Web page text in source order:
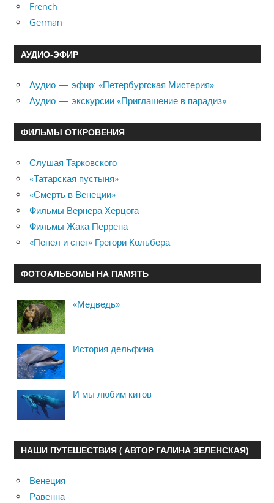
French
German
АУДИО-ЭФИР
Аудио — эфир: «Петербургская Мистерия»
Аудио — экскурсии «Приглашение в парадиз»
ФИЛЬМЫ ОТКРОВЕНИЯ
Слушая Тарковского
«Татарская пустыня»
«Смерть в Венеции»
Фильмы Вернера Херцога
Фильмы Жака Перрена
«Пепел и снег» Грегори Кольбера
ФОТОАЛЬБОМЫ НА ПАМЯТЬ
«Медведь»
История дельфина
И мы любим китов
НАШИ ПУТЕШЕСТВИЯ ( АВТОР ГАЛИНА ЗЕЛЕНСКАЯ)
Венеция
Равенна